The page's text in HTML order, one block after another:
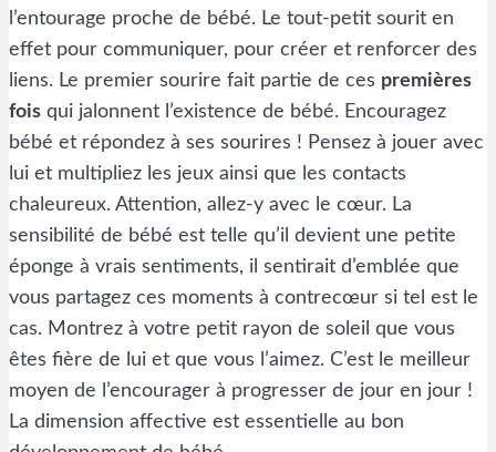
l’entourage proche de bébé. Le tout-petit sourit en
effet pour communiquer, pour créer et renforcer des
liens. Le premier sourire fait partie de ces premières
fois qui jalonnent l’existence de bébé. Encouragez
bébé et répondez à ses sourires ! Pensez à jouer avec
lui et multipliez les jeux ainsi que les contacts
chaleureux. Attention, allez-y avec le cœur. La
sensibilité de bébé est telle qu’il devient une petite
éponge à vrais sentiments, il sentirait d’emblée que
vous partagez ces moments à contrecœur si tel est le
cas. Montrez à votre petit rayon de soleil que vous
êtes fière de lui et que vous l’aimez. C’est le meilleur
moyen de l’encourager à progresser de jour en jour !
La dimension affective est essentielle au bon